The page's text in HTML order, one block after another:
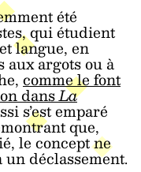
été
qui étudient
langue, en
argots ou à
comme le font
dansLa
s’est emparé
que,
le concept ne
déclassement.